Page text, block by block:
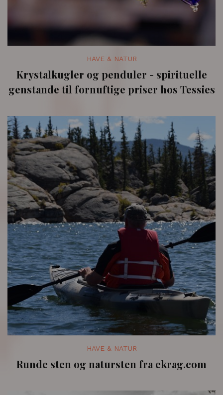
HAVE & NATUR
Krystalkugler og penduler - spirituelle
genstande til fornuftige priser hos Tessies
HAVE & NATUR
Runde sten og natursten fra ekrag.com